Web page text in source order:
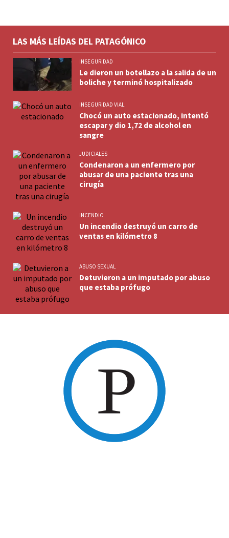
LAS MÁS LEÍDAS DEL PATAGÓNICO
INSEGURIDAD
Le dieron un botellazo a la salida de un
boliche y terminó hospitalizado
INSEGURIDAD VIAL
Chocó un auto estacionado, intentó
escapar y dio 1,72 de alcohol en
sangre
JUDICIALES
Condenaron a un enfermero por
abusar de una paciente tras una
cirugía
INCENDIO
Un incendio destruyó un carro de
ventas en kilómetro 8
ABUSO SEXUAL
Detuvieron a un imputado por abuso
que estaba prófugo